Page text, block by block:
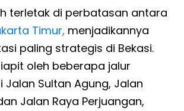
terletak di perbatasan antara
Timur, menjadikannya
paling strategis di Bekasi.
oleh beberapa jalur
Sultan Agung, Jalan
Jalan Raya Perjuangan,